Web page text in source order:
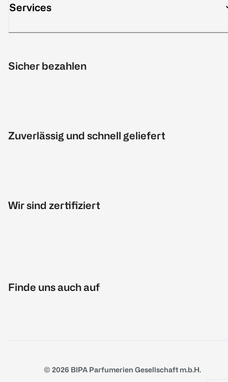
Services
Sicher bezahlen
Zuverlässig und schnell geliefert
Wir sind zertifiziert
Finde uns auch auf
© 2026 BIPA Parfumerien Gesellschaft m.b.H.